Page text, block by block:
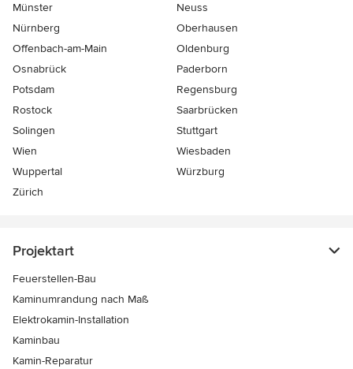
Münster
Neuss
Nürnberg
Oberhausen
Offenbach-am-Main
Oldenburg
Osnabrück
Paderborn
Potsdam
Regensburg
Rostock
Saarbrücken
Solingen
Stuttgart
Wien
Wiesbaden
Wuppertal
Würzburg
Zürich
Projektart
Feuerstellen-Bau
Kaminumrandung nach Maß
Elektrokamin-Installation
Kaminbau
Kamin-Reparatur